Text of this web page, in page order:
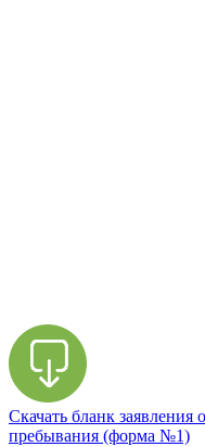
Скачать бланк заявления
пребывания (форма №1)